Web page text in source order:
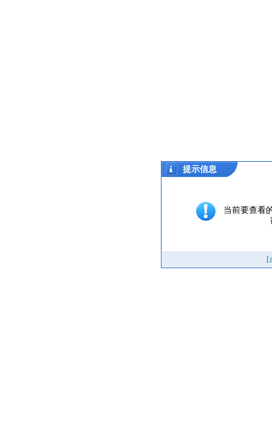
提示信息
当前要查看
[